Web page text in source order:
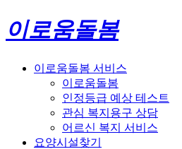
이로움돌봄
이로움돌봄 서비스
이로움돌봄
인정등급 예상 테스트
관심 복지용구 상담
어르신 복지 서비스
요양시설찾기